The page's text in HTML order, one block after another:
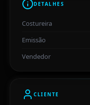
DETALHES
Costureira
Emissão
Vendedor
CLIENTE